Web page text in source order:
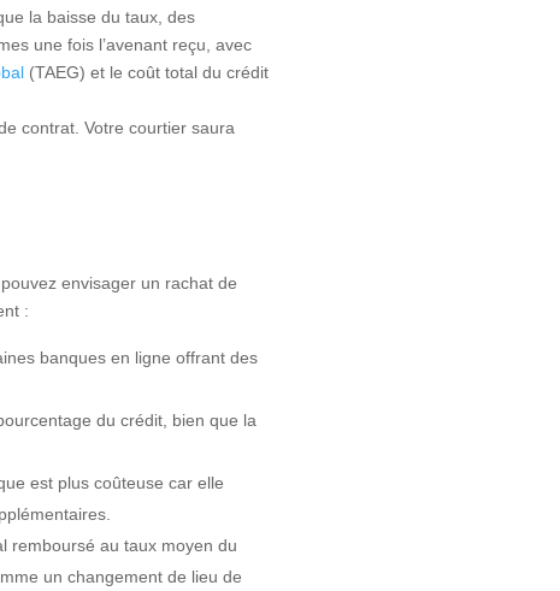
la baisse du taux, des
une fois l’avenant reçu, avec
(TAEG) et le coût total du crédit
contrat. Votre courtier saura
envisager un rachat de
:
banques en ligne offrant des
du crédit, bien que la
est plus coûteuse car elle
remboursé au taux moyen du
un changement de lieu de